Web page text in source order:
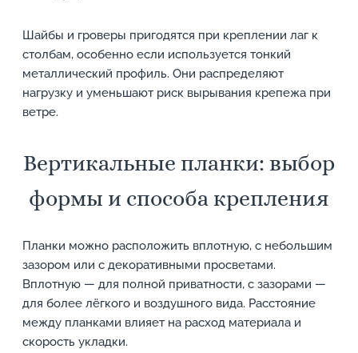
Шайбы и гроверы пригодятся при креплении лаг к
столбам, особенно если используется тонкий
металлический профиль. Они распределяют
нагрузку и уменьшают риск вырывания крепежа при
ветре.
Вертикальные планки: выбор
формы и способа крепления
Планки можно расположить вплотную, с небольшим
зазором или с декоративными просветами.
Вплотную — для полной приватности, с зазорами —
для более лёгкого и воздушного вида. Расстояние
между планками влияет на расход материала и
скорость укладки.